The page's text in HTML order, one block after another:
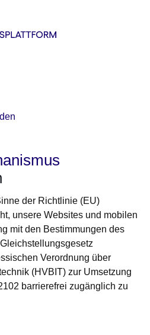
Direkt zum Kopf der
Direkt zum Inhalt
Direkt zum Fuß der
der Richtlinie (EU)
unsere Websites und mobilen
mit den Bestimmungen des
Verordnung über
(HVBIT) zur Umsetzung
barrierefrei zugänglich zu